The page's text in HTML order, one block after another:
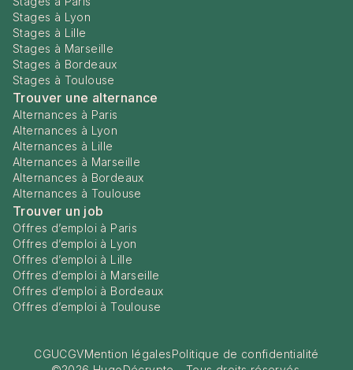
Stages à Lyon
Stages à Lille
Stages à Marseille
Stages à Bordeaux
Stages à Toulouse
Trouver une alternance
Alternances à Paris
Alternances à Lyon
Alternances à Lille
Alternances à Marseille
Alternances à Bordeaux
Alternances à Toulouse
Trouver un job
Offres d’emploi à Paris
Offres d’emploi à Lyon
Offres d’emploi à Lille
Offres d’emploi à Marseille
Offres d’emploi à Bordeaux
Offres d’emploi à Toulouse
CGUCGVMention légalesPolitique de confidentialité